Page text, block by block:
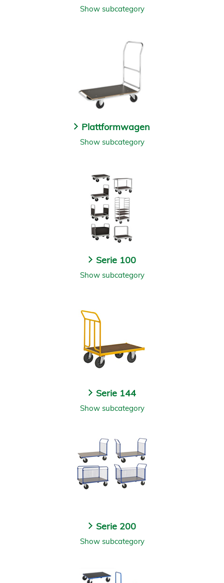
Show subcategory
Plattformwagen
Show subcategory
Serie 100
Show subcategory
Serie 144
Show subcategory
Serie 200
Show subcategory